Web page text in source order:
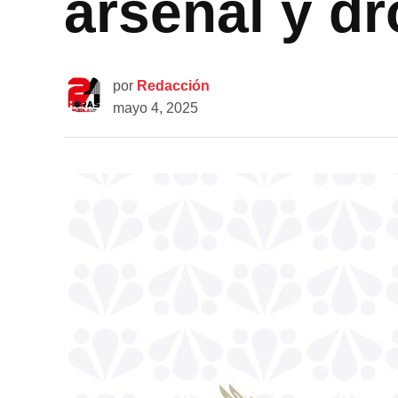
por Redacción
mayo 4, 2025